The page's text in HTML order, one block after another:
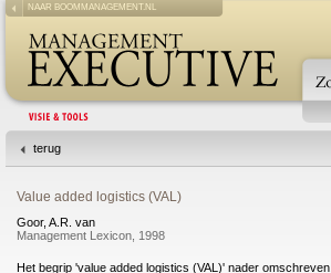
NAAR BOOMMANAGEMENT.NL
terug
Value added logistics (VAL)
Goor, A.R. van
Management Lexicon, 1998
Het begrip 'value added logistics (VAL)' nader omschreven.